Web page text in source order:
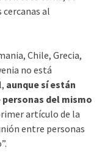
al
Chile, Grecia,
no está
aunque sí están
del mismo
artículo de la
entre personas